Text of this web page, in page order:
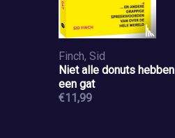
Finch, Sid
Niet alle donuts hebben
een gat
€11,99